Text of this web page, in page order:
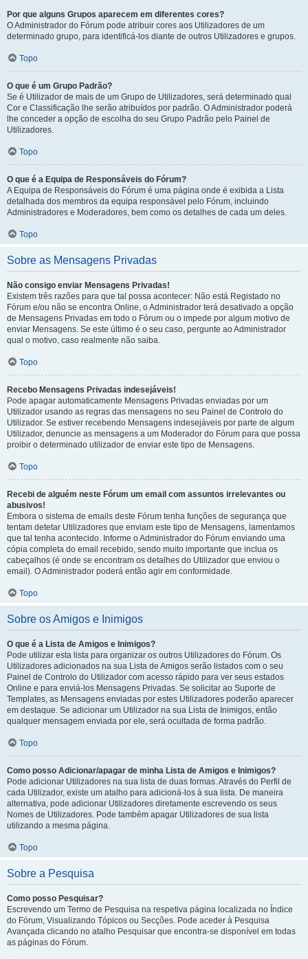
Por que alguns Grupos aparecem em diferentes cores?
O Administrador do Fórum pode atribuir cores aos Utilizadores de um
determinado grupo, para identificá-los diante de outros Utilizadores e grupos.
Topo
O que é um Grupo Padrão?
Se é Utilizador de mais de um Grupo de Utilizadores, será determinado qual
Cor e Classificação lhe serão atribuídos por padrão. O Administrador poderá
lhe conceder a opção de escolha do seu Grupo Padrão pelo Painel de
Utilizadores.
Topo
O que é a Equipa de Responsáveis do Fórum?
A Equipa de Responsáveis do Fórum é uma página onde é exibida a Lista
detalhada dos membros da equipa responsável pelo Fórum, incluindo
Administradores e Moderadores, bem como os detalhes de cada um deles.
Topo
Sobre as Mensagens Privadas
Não consigo enviar Mensagens Privadas!
Existem três razões para que tal possa acontecer: Não está Registado no
Fórum e/ou não se encontra Online, o Administrador terá desativado a opção
de Mensagens Privadas em todo o Fórum ou o impede por algum motivo de
enviar Mensagens. Se este último é o seu caso, pergunte ao Administrador
qual o motivo, caso realmente não saiba.
Topo
Recebo Mensagens Privadas indesejáveis!
Pode apagar automaticamente Mensagens Privadas enviadas por um
Utilizador usando as regras das mensagens no seu Painel de Controlo do
Utilizador. Se estiver recebendo Mensagens indesejáveis por parte de algum
Utilizador, denuncie as mensagens a um Moderador do Fórum para que possa
proibir o determinado utilizador de enviar este tipo de Mensagens.
Topo
Recebi de alguém neste Fórum um email com assuntos irrelevantes ou
abusivos!
Embora o sistema de emails deste Fórum tenha funções de segurança que
tentam detetar Utilizadores que enviam este tipo de Mensagens, lamentamos
que tal tenha acontecido. Informe o Administrador do Fórum enviando uma
cópia completa do email recebido, sendo muito importante que inclua os
cabeçalhos (é onde se encontram os detalhes do Utilizador que enviou o
email). O Administrador poderá então agir em conformidade.
Topo
Sobre os Amigos e Inimigos
O que é a Lista de Amigos e Inimigos?
Pode utilizar esta lista para organizar os outros Utilizadores do Fórum. Os
Utilizadores adicionados na sua Lista de Amigos serão listados com o seu
Painel de Controlo do Utilizador com acesso rápido para ver seus estados
Online e para enviá-los Mensagens Privadas. Se solicitar ao Suporte de
Templates, as Mensagens enviadas por estes Utilizadores poderão aparecer
em destaque. Se adicionar um Utilizador na sua Lista de Inimigos, então
qualquer mensagem enviada por ele, será ocultada de forma padrão.
Topo
Como posso Adicionar/apagar de minha Lista de Amigos e Inimigos?
Pode adicionar Utilizadores na sua lista de duas formas. Através do Perfil de
cada Utilizador, existe um atalho para adicioná-los à sua lista. De maneira
alternativa, pode adicionar Utilizadores diretamente escrevendo os seus
Nomes de Utilizadores. Pode também apagar Utilizadores de sua lista
utilizando a mesma página.
Topo
Sobre a Pesquisa
Como posso Pesquisar?
Escrevendo um Termo de Pesquisa na respetiva página localizada no Índice
do Fórum, Visualizando Tópicos ou Secções. Pode aceder à Pesquisa
Avançada clicando no atalho Pesquisar que encontra-se disponível em todas
as páginas do Fórum.